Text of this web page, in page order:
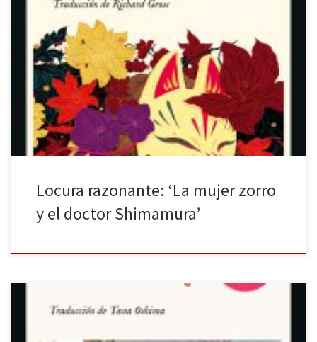
«En Berlín no reinaba más que la razón». Es verano de 1891,
periodo Meiji. El doctor Shimamura Sunichi se encuentra de
expedición en el Japón remoto, donde, se dice, existen
poblados en las montañas en los que algunas mujeres han sido
poseídas por espíritus de zorros. Escéptico, Shimamura se […]
Locura razonante: ‘La mujer zorro
y el doctor Shimamura’